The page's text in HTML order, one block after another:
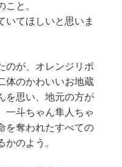
と。
いてほしいと思いま
のが、オレンジリボ
体のかわいいお地蔵
を思い、地元の方が
一斗ちゃん隼人ちゃ
を奪われたすべての
のよう。